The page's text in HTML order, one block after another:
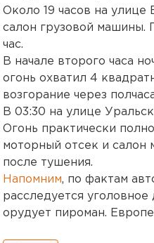
Около 19 часов на улице
салон грузовой машины.
час.
В начале второго часа
огонь охватил 4
возгорание через
В 03:30 на улице
Огонь практически
моторный отсек и салон
после тушения.
Напомним, по фактам
расследуется
орудует пироман.